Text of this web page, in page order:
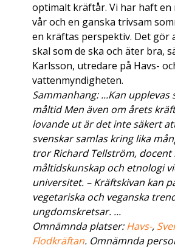
optimalt kräftår. Vi har haft en
vår och en ganska trivsam
en kräftas perspektiv. Det gör
skal som de ska och äter bra,
Karlsson, utredare på Havs-
vattenmyndigheten.
Sammanhang: ...Kan
måltid Men även om årets
lovande ut är det inte säkert
svenskar samlas kring lika
tror Richard Tellström, docent
måltidskunskap och etnologi
universitet. – Kräftskivan kan
vegetariska och veganska
ungdomskretsar. ...
Omnämnda platser:Havs-,
Flodkräftan. Omnämnda